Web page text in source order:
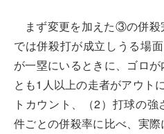
まず変更を加えた③の併殺
では併殺打が成立しうる場
が一塁にいるときに、ゴロ
とも1人以上の走者がアウト
トカウント、（2）打球の
件ごとの併殺率に比べ、実